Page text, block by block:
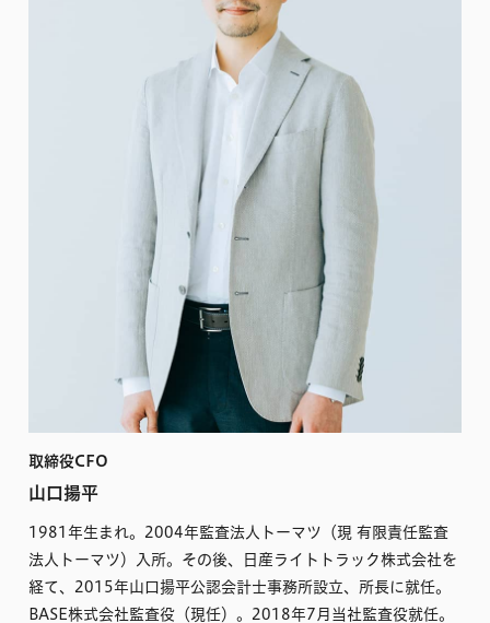
取締役CFO
山口揚平
1981年生まれ。2004年監査法人トーマツ（現 有限責任監査
法人トーマツ）入所。その後、日産ライトトラック株式会社を
経て、2015年山口揚平公認会計士事務所設立、所長に就任。
BASE株式会社監査役（現任）。2018年7月当社監査役就任。